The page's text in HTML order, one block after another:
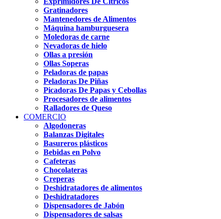
Gratinadores
Mantenedores de Alimentos
Máquina hamburguesera
Moledoras de carne
Nevadoras de hielo
Ollas a presión
Ollas Soperas
Peladoras de papas
Peladoras De Piñas
Picadoras De Papas y Cebollas
Procesadores de alimentos
Ralladores de Queso
COMERCIO
Algodoneras
Balanzas Digitales
Basureros plásticos
Bebidas en Polvo
Cafeteras
Chocolateras
Creperas
Deshidratadores de alimentos
Deshidratadores
Dispensadores de Jabón
Dispensadores de salsas